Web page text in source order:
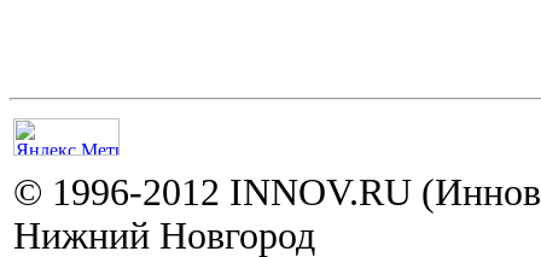
© 1996-2012 INNOV.RU
Нижний Новгород